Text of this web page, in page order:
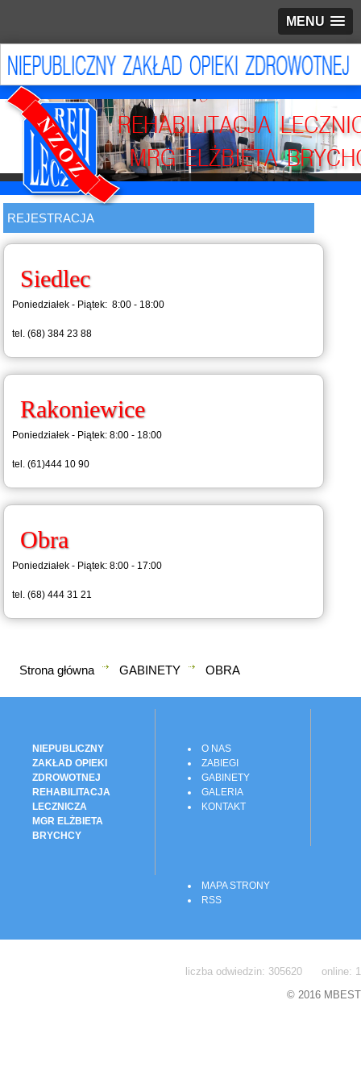
MENU
REJESTRACJA
Siedlec
Poniedziałek - Piątek: 8:00 - 18:00
tel. (68) 384 23 88
Rakoniewice
Poniedziałek - Piątek: 8:00 - 18:00
tel. (61)444 10 90
Obra
Poniedziałek - Piątek: 8:00 - 17:00
tel. (68) 444 31 21
Strona główna GABINETY OBRA
NIEPUBLICZNY
ZAKŁAD OPIEKI
ZDROWOTNEJ
REHABILITACJA
LECZNICZA
MGR ELŻBIETA
BRYCHCY
O NAS
ZABIEGI
GABINETY
GALERIA
KONTAKT
MAPA STRONY
RSS
liczba odwiedzin: 305620 online: 1
© 2016 MBEST